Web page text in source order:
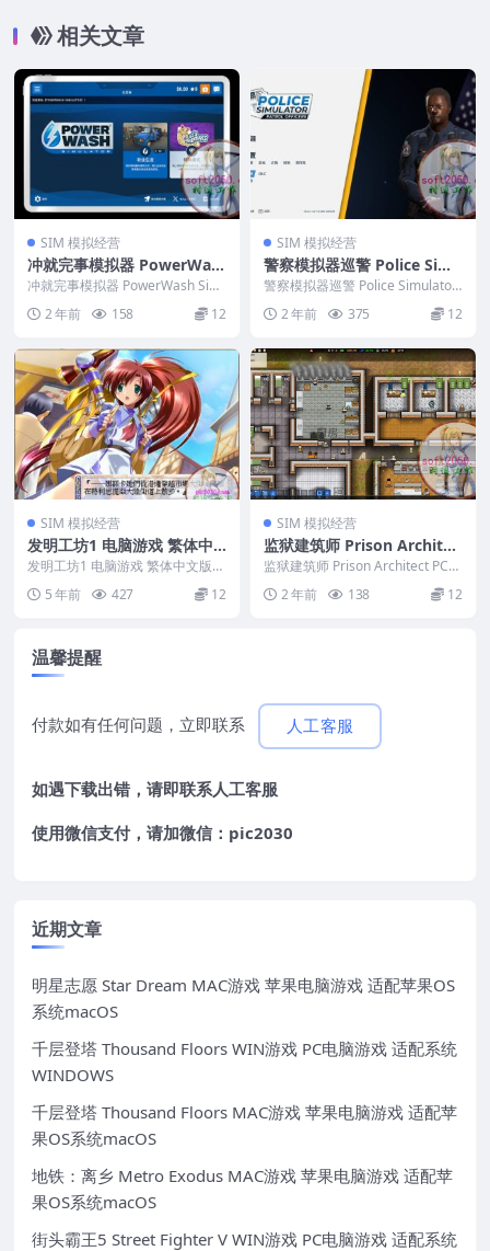
相关文章
SIM 模拟经营
冲就完事模拟器 PowerWas
h Simulator PC电脑游戏 适
用WIN11 WIN10
冲就完事模拟器 PowerWash Sim
ulator PC电脑游戏 适用WIN...
2 年前 158 12
SIM 模拟经营
警察模拟器巡警 Police Simu
lator Patrol Officers PC电
脑游戏 适用WIN11 WIN10
警察模拟器巡警 Police Simulator
2 年前 375 12
SIM 模拟经营
发明工坊1 电脑游戏 繁体中
文版 支援win11 win10 win
7
发明工坊1 电脑游戏 繁体中文版
支援win11 win10 win7 &nbs...
5 年前 427 12
SIM 模拟经营
监狱建筑师 Prison Architec
t PC电脑游戏 适用WIN11 W
IN10
监狱建筑师 Prison Architect PC电
2 年前 138 12
温馨提醒
付款如有任何问题，立即联系 人工客服
如遇下载出错，请即联系人工客服
使用微信支付，请加微信：pic2030
近期文章
明星志愿 Star Dream MAC游戏 苹果电脑游戏 适配苹果OS
系统macOS
千层登塔 Thousand Floors WIN游戏 PC电脑游戏 适配系统
WINDOWS
千层登塔 Thousand Floors MAC游戏 苹果电脑游戏 适配苹
果OS系统macOS
地铁：离乡 Metro Exodus MAC游戏 苹果电脑游戏 适配苹
果OS系统macOS
街头霸王5 Street Fighter V WIN游戏 PC电脑游戏 适配系统